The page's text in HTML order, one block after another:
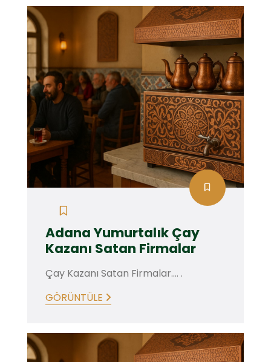
Adana Yumurtalık Çay
Kazanı Satan Firmalar
Çay Kazanı Satan Firmalar.... .
GÖRÜNTÜLE